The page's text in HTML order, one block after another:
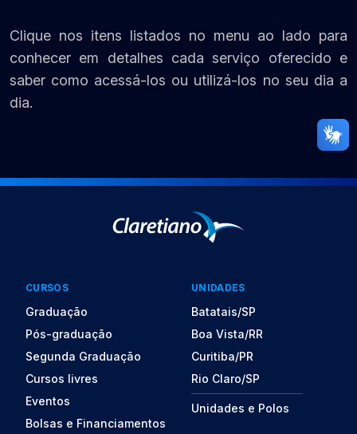
Clique nos itens listados no menu ao lado para
conhecer em detalhes cada serviço oferecido e
saber como acessá-los ou utilizá-los no seu dia a
dia.
CURSOS
Graduação
Pós-graduação
Segunda Graduação
Cursos livres
Eventos
Bolsas e Financiamentos
UNIDADES
Batatais/SP
Boa Vista/RR
Curitiba/PR
Rio Claro/SP
Unidades e Polos